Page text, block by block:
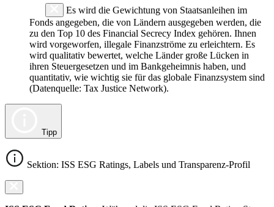
Es wird die Gewichtung von Staatsanleihen im
Fonds angegeben, die von Ländern ausgegeben werden, die
zu den Top 10 des Financial Secrecy Index gehören. Ihnen
wird vorgeworfen, illegale Finanzströme zu erleichtern. Es
wird qualitativ bewertet, welche Länder große Lücken in
ihren Steuergesetzen und im Bankgeheimnis haben, und
quantitativ, wie wichtig sie für das globale Finanzsystem sind
(Datenquelle: Tax Justice Network).
Tipp
Sektion: ISS ESG Ratings, Labels und Transparenz-Profil